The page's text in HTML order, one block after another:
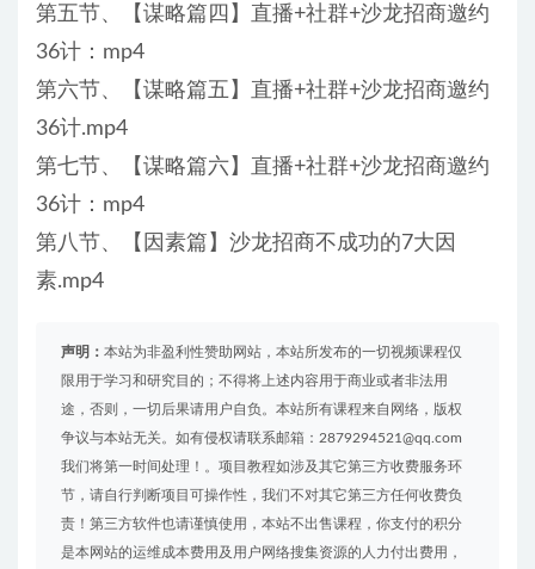
第五节、【谋略篇四】直播+社群+沙龙招商邀约
36计：mp4
第六节、【谋略篇五】直播+社群+沙龙招商邀约
36计.mp4
第七节、【谋略篇六】直播+社群+沙龙招商邀约
36计：mp4
第八节、【因素篇】沙龙招商不成功的7大因
素.mp4
声明： 本站为非盈利性赞助网站，本站所发布的一切视频课程仅
限用于学习和研究目的；不得将上述内容用于商业或者非法用
途，否则，一切后果请用户自负。本站所有课程来自网络，版权
争议与本站无关。如有侵权请联系邮箱：2879294521@qq.com
我们将第一时间处理！。项目教程如涉及其它第三方收费服务环
节，请自行判断项目可操作性，我们不对其它第三方任何收费负
责！第三方软件也请谨慎使用，本站不出售课程，你支付的积分
是本网站的运维成本费用及用户网络搜集资源的人力付出费用，